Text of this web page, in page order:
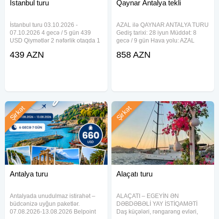
İstanbul turu
İstanbul turu 03.10.2026 -
07.10.2026 4 gecə / 5 gün 439
USD Qiymətlər 2 nəfərlik otaqda 1
Tur paketə daxildir Otelde
439 AZN
Qaynar Antalya tekli
AZAL ilə QAYNAR ANTALYA TURU
Gediş tarixi: 28 iyun Müddət: 8
gecə / 9 gün Hava yolu: AZAL
Qidalanma: Hər şey daxil (All
858 AZN
Antalya turu
Antalyada unudulmaz istirahət –
büdcənizə uyğun paketlər.
07.08.2026-13.08.2026 Belpoint
Şirkət
Alaçatı turu
ALAÇATI – EGEYİN ƏN
DƏBDƏBƏLİ YAY İSTİQAMƏTİ
Daş küçələri, rəngarəng evləri,
Şirkət